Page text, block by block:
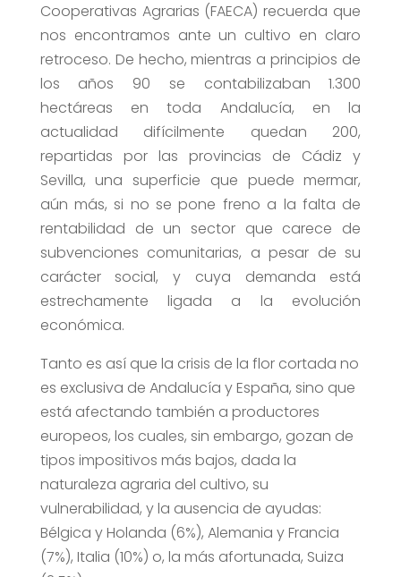
Cooperativas Agrarias (FAECA) recuerda que
nos encontramos ante un cultivo en claro
retroceso. De hecho, mientras a principios de
los años 90 se contabilizaban 1.300
hectáreas en toda Andalucía, en la
actualidad difícilmente quedan 200,
repartidas por las provincias de Cádiz y
Sevilla, una superficie que puede mermar,
aún más, si no se pone freno a la falta de
rentabilidad de un sector que carece de
subvenciones comunitarias, a pesar de su
carácter social, y cuya demanda está
estrechamente ligada a la evolución
económica.
Tanto es así que la crisis de la flor cortada no
es exclusiva de Andalucía y España, sino que
está afectando también a productores
europeos, los cuales, sin embargo, gozan de
tipos impositivos más bajos, dada la
naturaleza agraria del cultivo, su
vulnerabilidad, y la ausencia de ayudas:
Bélgica y Holanda (6%), Alemania y Francia
(7%), Italia (10%) o, la más afortunada, Suiza